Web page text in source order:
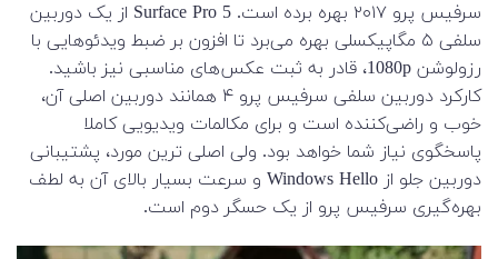
سرفیس پرو ۲۰۱۷ بهره برده است. Surface Pro 5 از یک دوربین
سلفی ۵ مگاپیکسلی بهره می‌برد تا افزون بر ضبط ویدئو‌هایی با
رزولوشن 1080p، قادر به ثبت عکس‌های مناسبی نیز باشید.
کارکرد دوربین سلفی سرفیس پرو ۴ همانند دوربین اصلی آن،
خوب و راضی‌کننده است و برای مکالمات ویدیویی کاملا
پاسخگوی نیاز شما خواهد بود. ولی اصلی ‌ترین مورد، پشتیبانی
دوربین جلو از Windows Hello و سرعت بسیار بالای آن به‌ لطف
بهره‌گیری سرفیس پرو از یک حسگر دوم است.